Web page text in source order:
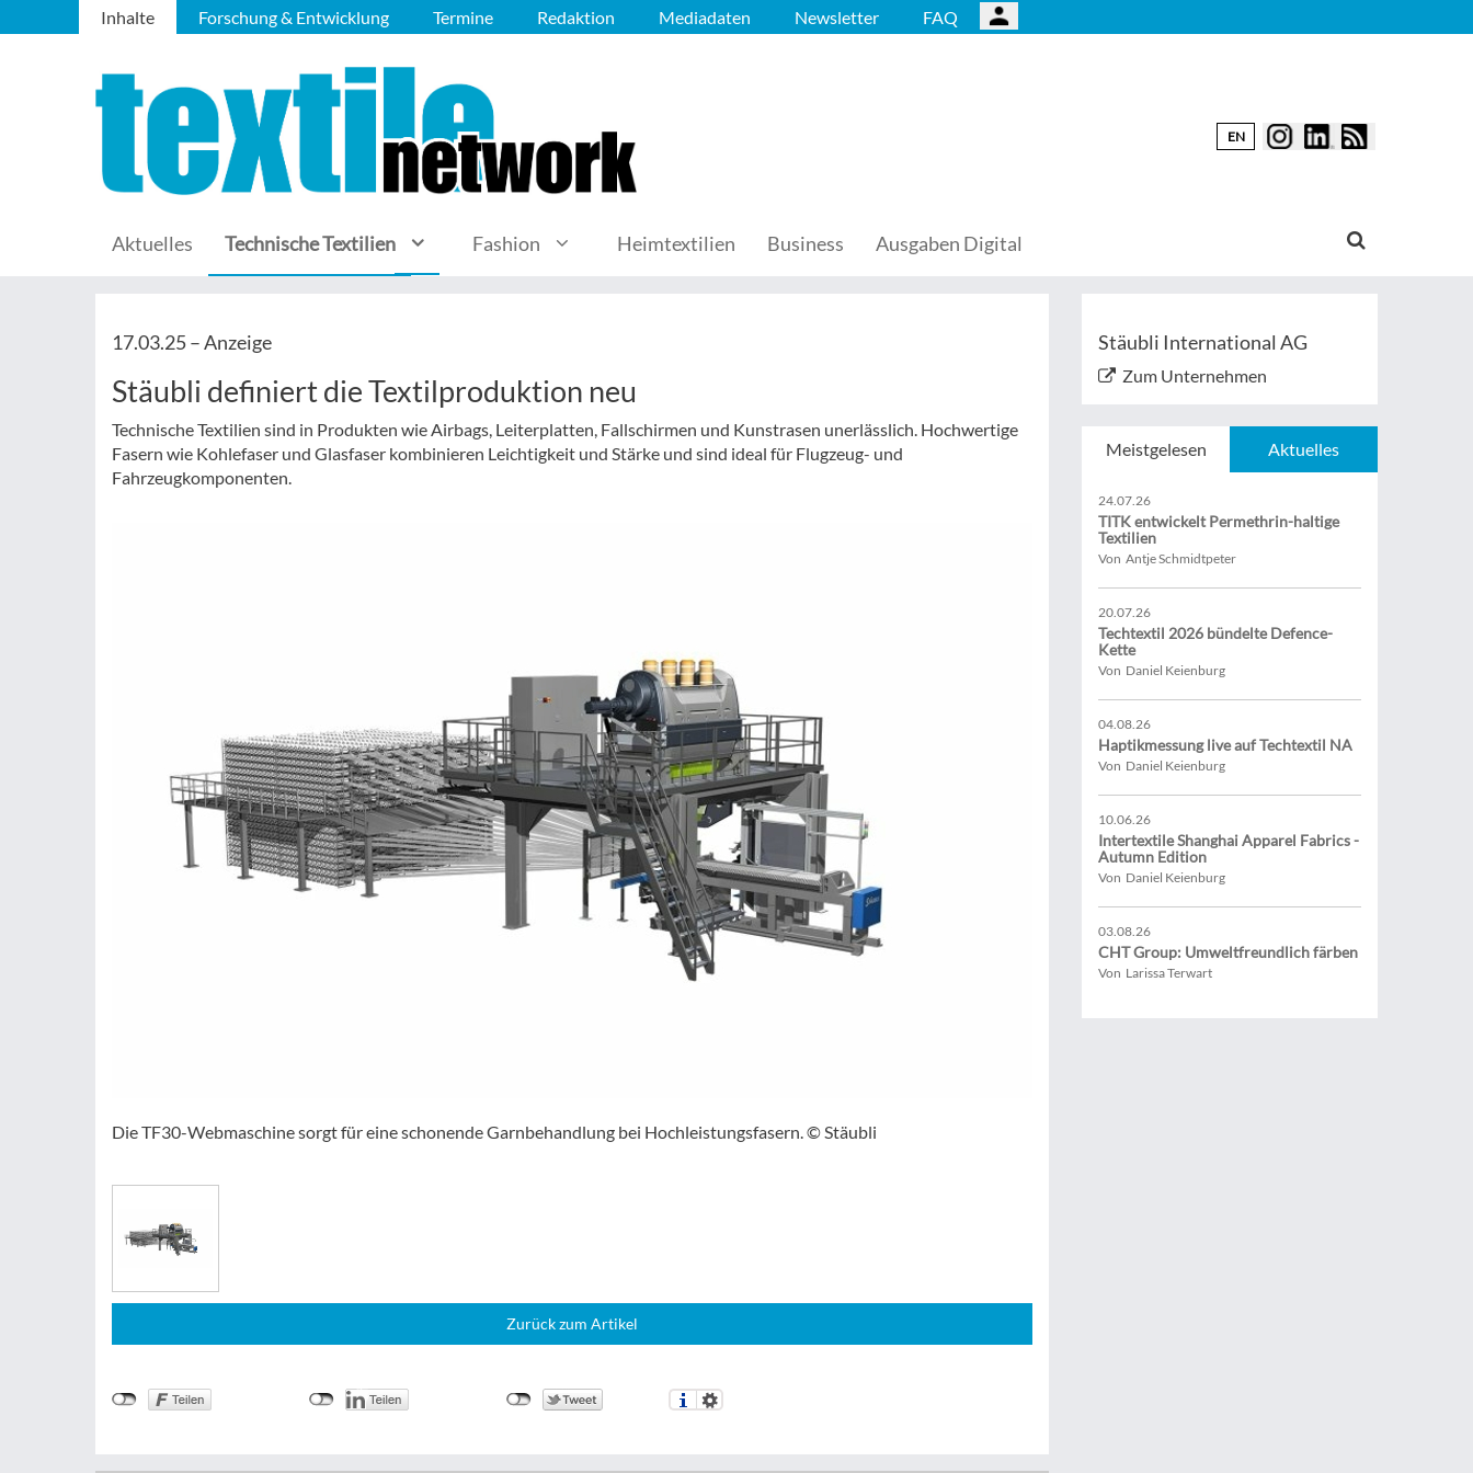
Inhalte Forschung & Entwicklung Termine Redaktion Mediadaten Newsletter FAQ
EN
Aktuelles Technische Textilien Fashion Heimtextilien Business Ausgaben Digital
17.03.25 –Anzeige
Stäubli definiert die Textilproduktion neu
Technische Textilien sind in Produkten wie Airbags, Leiterplatten, Fallschirmen und Kunstrasen unerlässlich. Hochwertige
Fasern wie Kohlefaser und Glasfaser kombinieren Leichtigkeit und Stärke und sind ideal für Flugzeug- und
Fahrzeugkomponenten.
Die TF30-Webmaschine sorgt für eine schonende Garnbehandlung bei Hochleistungsfasern. © Stäubli
Zurück zum Artikel
Stäubli International AG
Zum Unternehmen
Meistgelesen Aktuelles
24.07.26
TITK entwickelt Permethrin-haltige
Textilien
Von Antje Schmidtpeter
20.07.26
Techtextil 2026 bündelte Defence-
Kette
Von Daniel Keienburg
04.08.26
Haptikmessung live auf Techtextil NA
Von Daniel Keienburg
10.06.26
Intertextile Shanghai Apparel Fabrics -
Autumn Edition
Von Daniel Keienburg
03.08.26
CHT Group: Umweltfreundlich färben
Von Larissa Terwart